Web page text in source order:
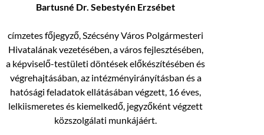
Bartusné Dr. Sebestyén Erzsébet
címzetes főjegyző, Szécsény Város Polgármesteri
Hivatalának vezetésében, a város fejlesztésében,
a képviselő-testületi döntések előkészítésében és
végrehajtásában, az intézményirányításban és a
hatósági feladatok ellátásában végzett, 16 éves,
lelkiismeretes és kiemelkedő, jegyzőként végzett
közszolgálati munkájáért.